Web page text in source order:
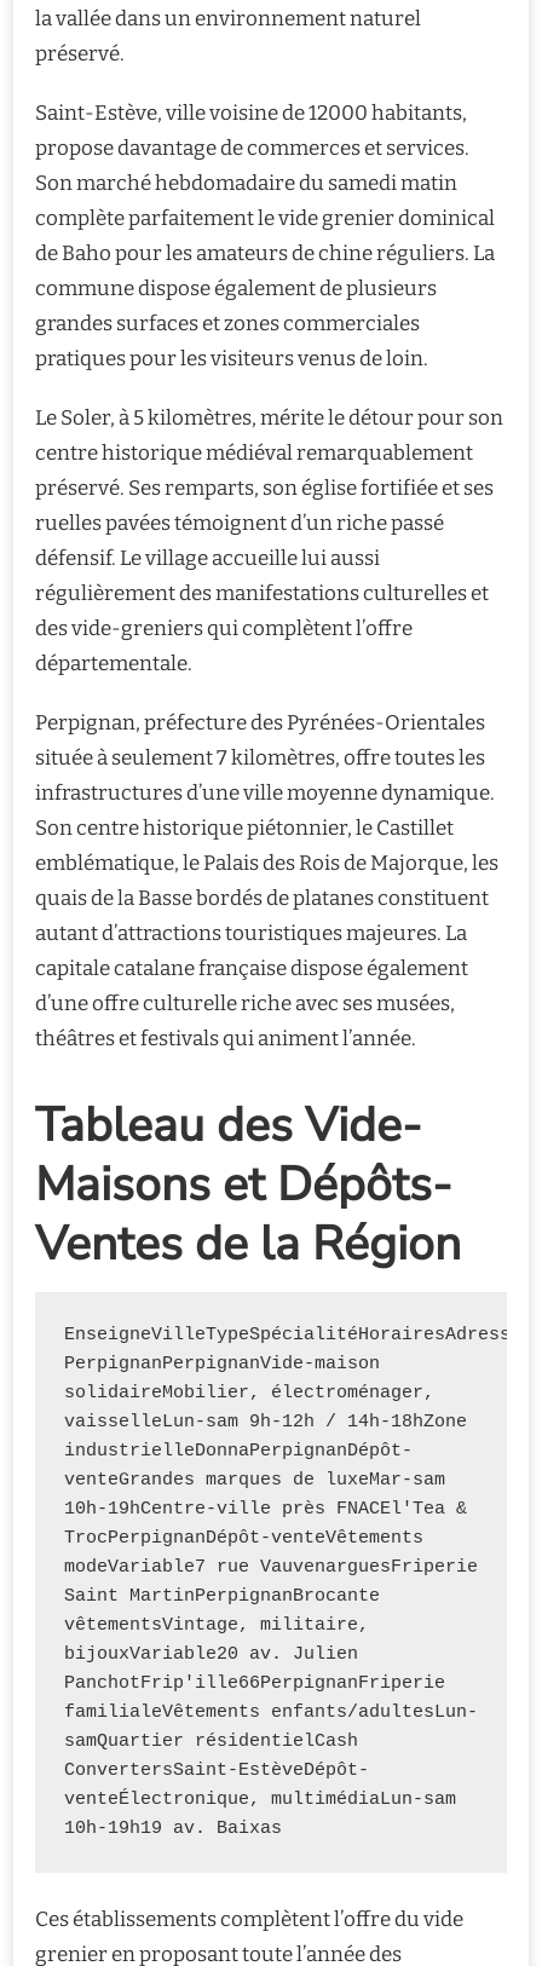
la vallée dans un environnement naturel
préservé.
Saint-Estève, ville voisine de 12000 habitants,
propose davantage de commerces et services.
Son marché hebdomadaire du samedi matin
complète parfaitement le vide grenier dominical
de Baho pour les amateurs de chine réguliers. La
commune dispose également de plusieurs
grandes surfaces et zones commerciales
pratiques pour les visiteurs venus de loin.
Le Soler, à 5 kilomètres, mérite le détour pour son
centre historique médiéval remarquablement
préservé. Ses remparts, son église fortifiée et ses
ruelles pavées témoignent d’un riche passé
défensif. Le village accueille lui aussi
régulièrement des manifestations culturelles et
des vide-greniers qui complètent l’offre
départementale.
Perpignan, préfecture des Pyrénées-Orientales
située à seulement 7 kilomètres, offre toutes les
infrastructures d’une ville moyenne dynamique.
Son centre historique piétonnier, le Castillet
emblématique, le Palais des Rois de Majorque, les
quais de la Basse bordés de platanes constituent
autant d’attractions touristiques majeures. La
capitale catalane française dispose également
d’une offre culturelle riche avec ses musées,
théâtres et festivals qui animent l’année.
Tableau des Vide-
Maisons et Dépôts-
Ventes de la Région
PerpignanPerpignanVide-maison
solidaireMobilier, électroménager,
vaisselleLun-sam 9h-12h / 14h-18hZone
industrielleDonnaPerpignanDépôt-
venteGrandes marques de luxeMar-sam
10h-19hCentre-ville près FNACEl'Tea &
TrocPerpignanDépôt-venteVêtements
modeVariable7 rue VauvenarguesFriperie
Saint MartinPerpignanBrocante
vêtementsVintage, militaire,
bijouxVariable20 av. Julien
PanchotFrip'ille66PerpignanFriperie
familialeVêtements enfants/adultesLun-
samQuartier résidentielCash
ConvertersSaint-EstèveDépôt-
venteÉlectronique, multimédiaLun-sam
10h-19h19 av. Baixas
Ces établissements complètent l’offre du vide
grenier en proposant toute l’année des